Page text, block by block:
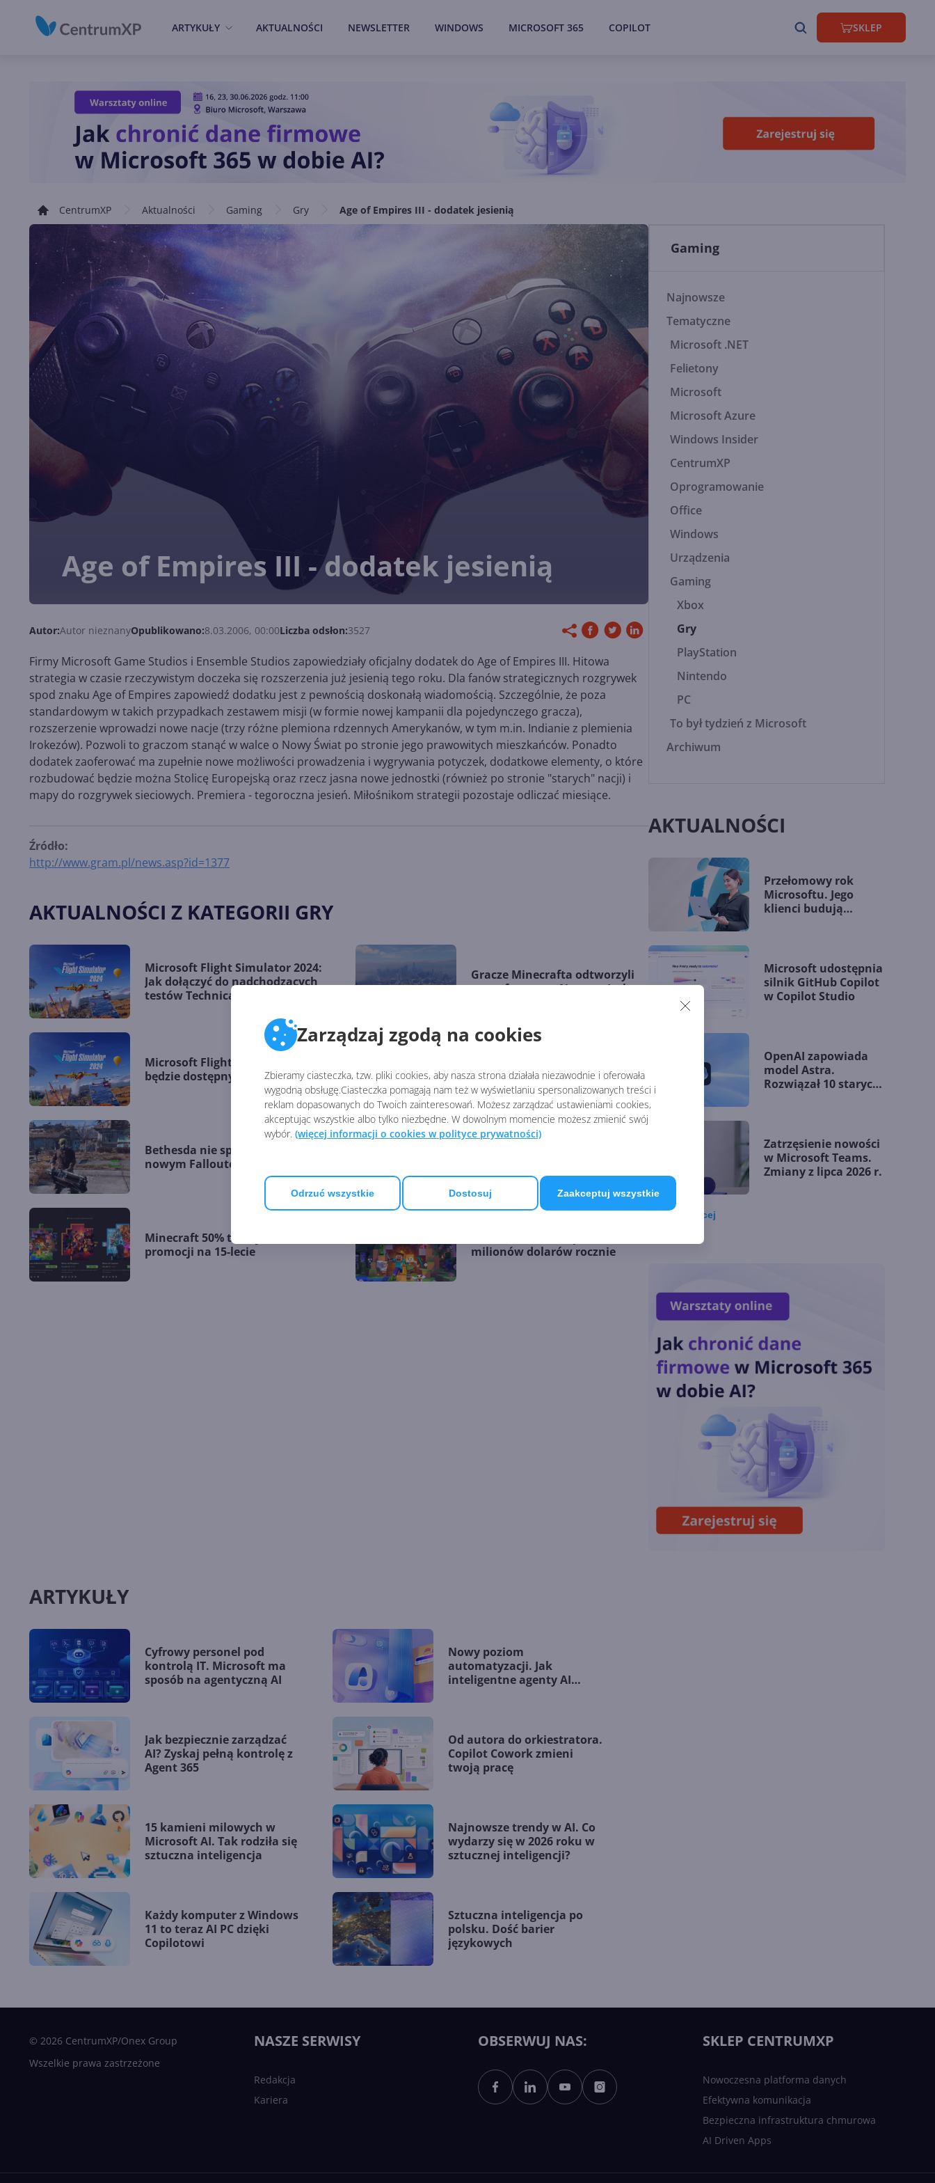
Zarządzaj zgodą na cookies
Zbieramy ciasteczka, tzw. pliki cookies, aby nasza strona działała niezawodnie i oferowała
wygodną obsługę.Ciasteczka pomagają nam też w wyświetlaniu spersonalizowanych treści i
reklam dopasowanych do Twoich zainteresowań. Możesz zarządzać ustawieniami cookies,
akceptując wszystkie albo tylko niezbędne. W dowolnym momencie możesz zmienić swój
wybór. (więcej informacji o cookies w polityce prywatności)
Odrzuć wszystkie Dostosuj Zaakceptuj wszystkie
ARTYKUŁY AKTUALNOŚCI NEWSLETTER WINDOWS MICROSOFT 365 COPILOT SKLEP
CentrumXP Aktualności Gaming Gry Age of Empires III - dodatek jesienią
Age of Empires III - dodatek jesienią
Autor:Autor nieznanyOpublikowano:8.03.2006, 00:00Liczba odsłon:3527
Firmy Microsoft Game Studios i Ensemble Studios zapowiedziały oficjalny dodatek do Age of Empires III. Hitowa
strategia w czasie rzeczywistym doczeka się rozszerzenia już jesienią tego roku. Dla fanów strategicznych rozgrywek
spod znaku Age of Empires zapowiedź dodatku jest z pewnością doskonałą wiadomością. Szczególnie, że poza
standardowym w takich przypadkach zestawem misji (w formie nowej kampanii dla pojedynczego gracza),
rozszerzenie wprowadzi nowe nacje (trzy różne plemiona rdzennych Amerykanów, w tym m.in. Indianie z plemienia
Irokezów). Pozwoli to graczom stanąć w walce o Nowy Świat po stronie jego prawowitych mieszkańców. Ponadto
dodatek zaoferować ma zupełnie nowe możliwości prowadzenia i wygrywania potyczek, dodatkowe elementy, o które
rozbudować będzie można Stolicę Europejską oraz rzecz jasna nowe jednostki (również po stronie "starych" nacji) i
mapy do rozgrywek sieciowych. Premiera - tegoroczna jesień. Miłośnikom strategii pozostaje odliczać miesiące.
Źródło:
http://www.gram.pl/news.asp?id=1377
AKTUALNOŚCI Z KATEGORII GRY
Microsoft Flight Simulator 2024:
Jak dołączyć do nadchodzących
testów Technical Alpha?
Gracze Minecrafta odtworzyli
spory fragment Nowego Jorku
Microsoft Flight Simulator 2024
będzie dostępny w 4 edycjach
pracach nad S.T.A.L.K.E.R. 2
Bethesda nie spieszy się z
nowym Falloutem
Minecraft 50% taniej w
promocji na 15-lecie
milionów dolarów rocznie
Gaming
Najnowsze
Tematyczne
Microsoft .NET
Felietony
Microsoft
Microsoft Azure
Windows Insider
CentrumXP
Oprogramowanie
Office
Windows
Urządzenia
Gaming
Xbox
Gry
PlayStation
Nintendo
PC
To był tydzień z Microsoft
Archiwum
AKTUALNOŚCI
Przełomowy rok
Microsoftu. Jego
klienci budują
Microsoft udostępnia
silnik GitHub Copilot
w Copilot Studio
OpenAI zapowiada
model Astra.
Rozwiązał 10 starych
Zatrzęsienie nowości
w Microsoft Teams.
Zmiany z lipca 2026 r.
OpenAI tnie ceny
modeli GPT-5.6.
Odpowiedź na presję
Chin
chmury. Microsoft
ogłasza znakomite
wyniki i
superaplikację
Sztuczna inteligencja
wspiera odkrycia
naukowe. OpenAI
startuje z nowym
więcej
ARTYKUŁY
Cyfrowy personel pod
kontrolą IT. Microsoft ma
sposób na agentyczną AI
Nowy poziom
automatyzacji. Jak
inteligentne agenty AI
Jak bezpiecznie zarządzać
AI? Zyskaj pełną kontrolę z
Agent 365
Od autora do orkiestratora.
Copilot Cowork zmieni
twoją pracę
15 kamieni milowych w
Microsoft AI. Tak rodziła się
sztuczna inteligencja
Najnowsze trendy w AI. Co
wydarzy się w 2026 roku w
sztucznej inteligencji?
Każdy komputer z Windows
11 to teraz AI PC dzięki
Copilotowi
Sztuczna inteligencja po
polsku. Dość barier
językowych
© 2026 CentrumXP/Onex Group
Wszelkie prawa zastrzeżone
NASZE SERWISY
Redakcja
Kariera
OBSERWUJ NAS: SKLEP CENTRUMXP
Nowoczesna platforma danych
Efektywna komunikacja
Bezpieczna infrastruktura chmurowa
AI Driven Apps